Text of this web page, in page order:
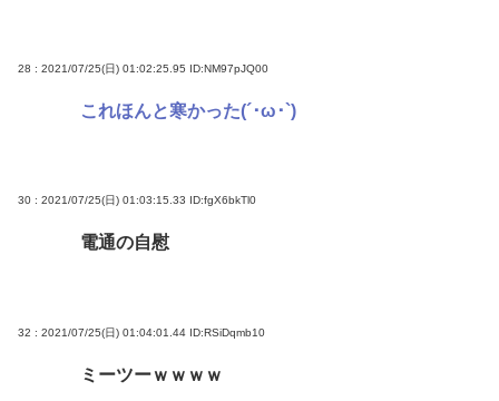
28 : 2021/07/25(日) 01:02:25.95 ID:NM97pJQ00
これほんと寒かった(´･ω･`)
30 : 2021/07/25(日) 01:03:15.33 ID:fgX6bkTl0
電通の自慰
32 : 2021/07/25(日) 01:04:01.44 ID:RSiDqmb10
ミーツーｗｗｗｗ